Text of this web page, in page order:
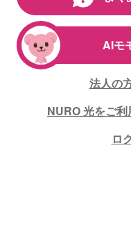
AIモ
法人の
NURO 光をご
ロ